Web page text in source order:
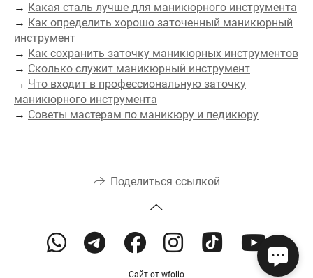
→ Какая сталь лучше для маникюрного инструмента
→ Как определить хорошо заточенный маникюрный
инструмент
→ Как сохранить заточку маникюрных инструментов
→ Сколько служит маникюрный инструмент
→ Что входит в профессиональную заточку
маникюрного инструмента
→ Советы мастерам по маникюру и педикюру
Поделиться ссылкой
Сайт от wfolio